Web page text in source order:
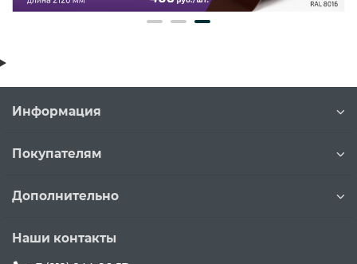
Информация
Покупателям
Дополнительно
Наши контакты